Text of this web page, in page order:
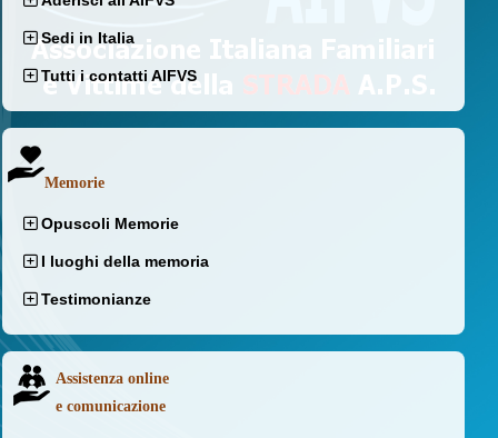
Sedi in Italia
Tutti i contatti AIFVS
Memorie
Opuscoli Memorie
I luoghi della memoria
Testimonianze
Assistenza online
e comunicazione